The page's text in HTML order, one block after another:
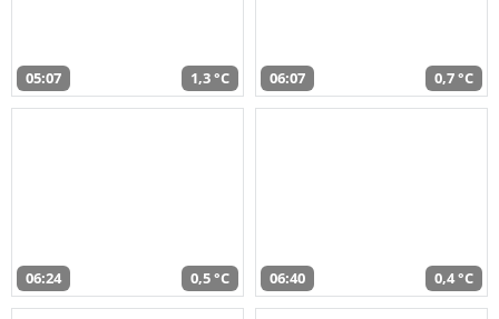
05:07 1,3 °C 06:07 0,7 °C
06:24 0,5 °C 06:40 0,4 °C